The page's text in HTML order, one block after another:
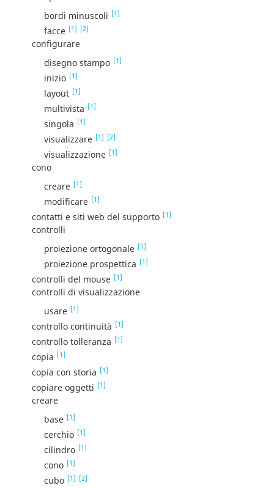
bordi minuscoli [1]
facce [1] [2]
configurare
disegno stampo [1]
inizio [1]
layout [1]
multivista [1]
singola [1]
visualizzare [1] [2]
visualizzazione [1]
cono
creare [1]
modificare [1]
contatti e siti web del supporto [1]
controlli
proiezione ortogonale [1]
proiezione prospettica [1]
controlli del mouse [1]
controlli di visualizzazione
usare [1]
controllo continuità [1]
controllo tolleranza [1]
copia [1]
copia con storia [1]
copiare oggetti [1]
creare
base [1]
cerchio [1]
cilindro [1]
cono [1]
cubo [1] [2]